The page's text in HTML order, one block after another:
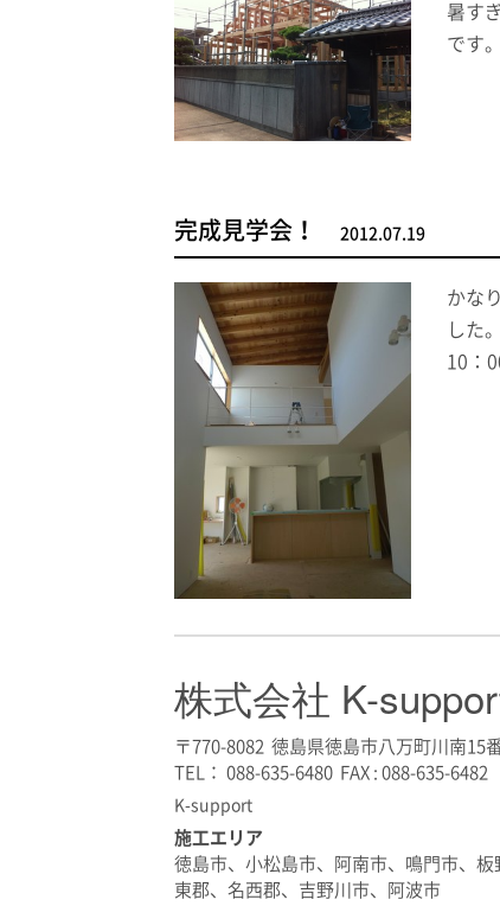
暑す
です
完成見学会！ 2012.07.19
かな
した
10：
株式会社 K-
〒770-8082 徳島県徳島市八万町川南15
TEL： 088-635-6480 FAX : 088-635-6482
K-support
施工エリア
徳島市、小松島市、阿南市、鳴門市、板
東郡、名西郡、吉野川市、阿波市